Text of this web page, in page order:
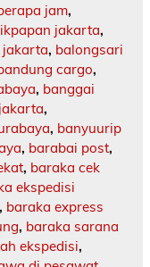
jam,
jakarta,
jakarta, balongsari
cargo,
, banggai
,
, banyuurip
, barabai post,
, baraka cek
ekspedisi
, baraka express
, baraka sarana
ekspedisi,